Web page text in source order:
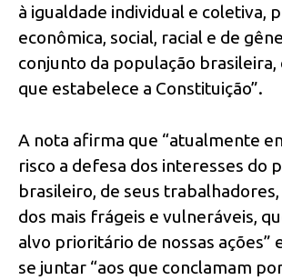
à igualdade individual e coletiva,
econômica, social, racial e de
conjunto da população
que estabelece a Constituição”.
A nota afirma que “atualmente
risco a defesa dos interesses do
brasileiro, de seus
dos mais frágeis e vulneráveis,
alvo prioritário de nossas ações”
se juntar “aos que conclamam